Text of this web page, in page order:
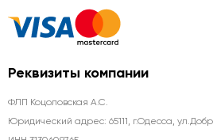
Реквизиты компании
ФЛП Коцоловская А.С.
Юридический адрес: 65111, г.Одесса,